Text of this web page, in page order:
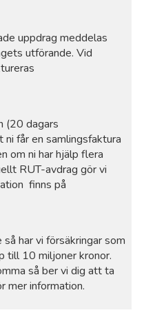
uppdrag meddelas
utförande. Vid
(20 dagars
får en samlingsfaktura
om ni har hjälp flera
RUT-avdrag gör vi
finns på
har vi försäkringar som
till 10 miljoner kronor.
så ber vi dig att ta
mer information.